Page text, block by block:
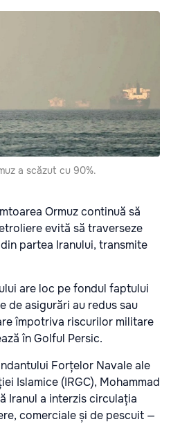
a scăzut cu 90%.
Ormuz continuă să
evită să traverseze
partea Iranului, transmite
are loc pe fondul faptului
de asigurări au redus sau
împotriva riscurilor militare
în Golful Persic.
Forțelor Navale ale
Islamice (IRGC), Mohammad
Iranul a interzis circulația
comerciale și de pescuit —